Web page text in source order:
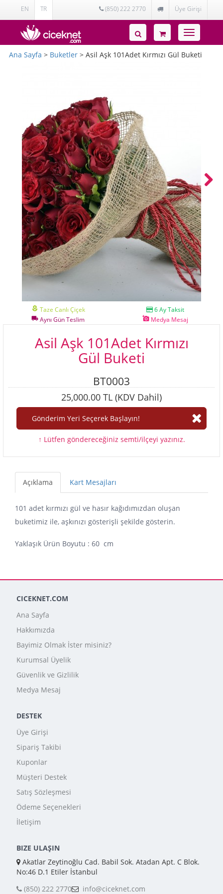
EN TR (850) 222 2770 Üye Girişi
Toggle
navigation
Ana Sayfa > Buketler > Asil Aşk 101Adet Kırmızı Gül Buketi
Next
local_florist Taze Canlı Çiçek 6 Ay Taksit
local_shipping Aynı Gün Teslim add_a_photoMedya Mesaj
Asil Aşk 101Adet Kırmızı
Gül Buketi
BT0003
25,000.00 TL (KDV Dahil)
↑ Lütfen göndereceğiniz semti/ilçeyi yazınız.
Açıklama Kart Mesajları
101 adet kırmızı gül ve hasır kağıdımızdan oluşan
buketimiz ile, aşkınızı gösterişli şekilde gösterin.
Yaklaşık Ürün Boyutu : 60 cm
CICEKNET.COM
Ana Sayfa
Hakkımızda
Bayimiz Olmak İster misiniz?
Kurumsal Üyelik
Güvenlik ve Gizlilik
Medya Mesaj
DESTEK
Üye Girişi
Sipariş Takibi
Kuponlar
Müşteri Destek
Satış Sözleşmesi
Ödeme Seçenekleri
İletişim
BIZE ULAŞIN
Akatlar Zeytinoğlu Cad. Babil Sok. Atadan Apt. C Blok.
No:46 D.1 Etiler İstanbul
(850) 222 2770
info@ciceknet.com